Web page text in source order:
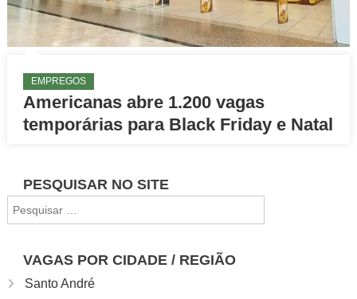
EMPREGOS
Americanas abre 1.200 vagas
temporárias para Black Friday e Natal
PESQUISAR NO SITE
por:
VAGAS POR CIDADE / REGIÃO
Santo André